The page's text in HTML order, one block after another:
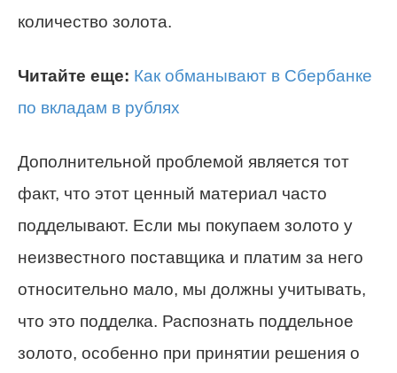
количество золота.
Читайте еще: Как обманывают в Сбербанке
по вкладам в рублях
Дополнительной проблемой является тот
факт, что этот ценный материал часто
подделывают. Если мы покупаем золото у
неизвестного поставщика и платим за него
относительно мало, мы должны учитывать,
что это подделка. Распознать поддельное
золото, особенно при принятии решения о